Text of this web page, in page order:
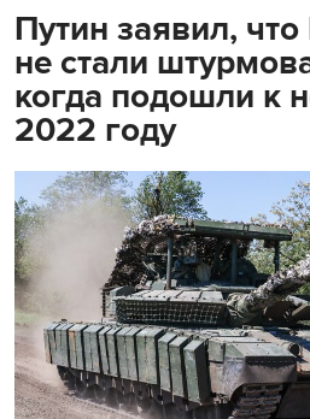
Путин заявил,
не стали
когда подошли к
2022 году